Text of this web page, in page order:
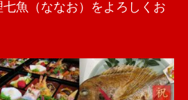
七魚（ななお）をよろしくお